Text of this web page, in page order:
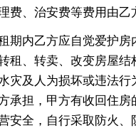
费、治安费等费用由乙
期内乙方应自觉爱护房
租、转卖、改变房屋结
灾及人为损坏或违法行
承担，甲方有收回住房
安全，自行采取防火、